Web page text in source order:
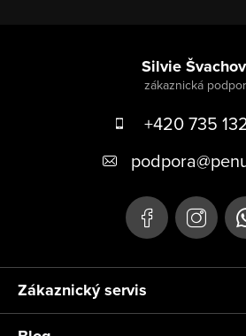
Silvie
+420 735
podpora@
Zákaznický servis